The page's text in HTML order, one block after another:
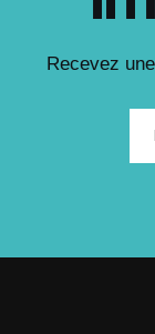
Recevez